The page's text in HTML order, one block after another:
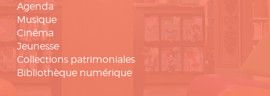
Agenda
Musique
Cinéma
Jeunesse
Collections patrimoniales
Bibliothèque numérique